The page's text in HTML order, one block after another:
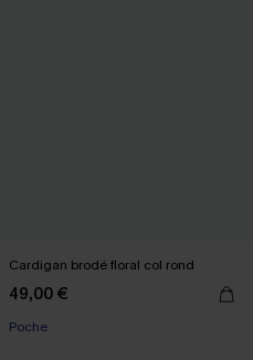
Cardigan brodé floral col rond
49,00 €
Poche